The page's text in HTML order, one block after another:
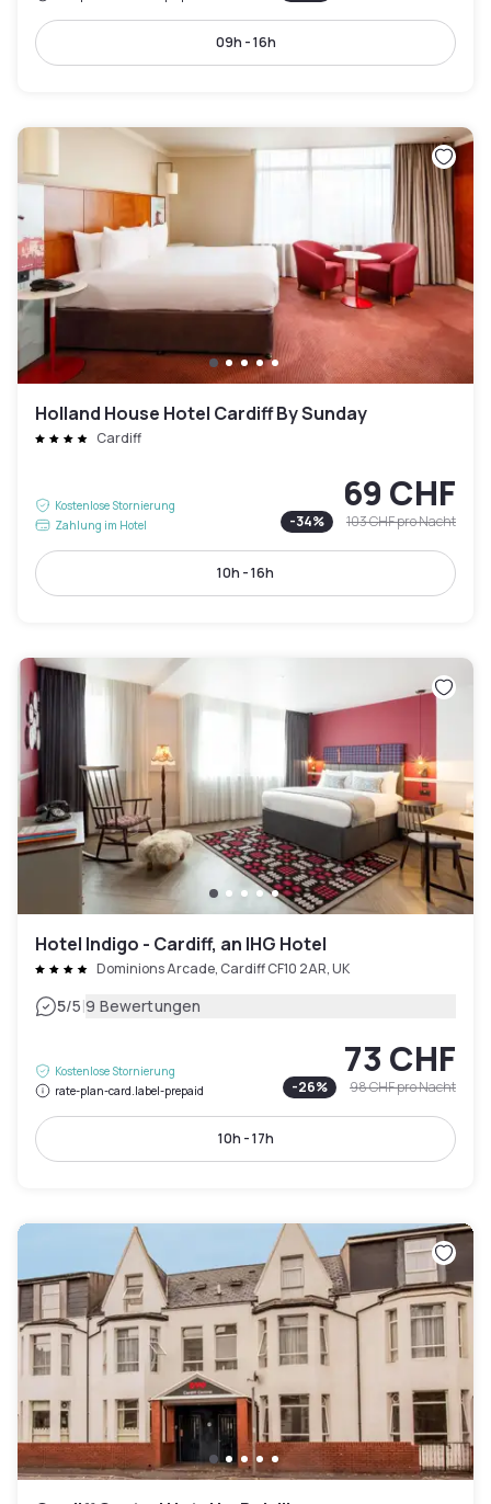
09h - 16h
Holland House Hotel Cardiff By Sunday
Cardiff
Kostenlose Stornierung
Zahlung im Hotel
69 CHF
-34% 103 CHFpro Nacht
10h - 16h
Hotel Indigo - Cardiff, an IHG Hotel
Dominions Arcade, Cardiff CF10 2AR, UK
5/5|9 Bewertungen
Kostenlose Stornierung
rate-plan-card.label-prepaid
73 CHF
-26% 98 CHFpro Nacht
10h - 17h